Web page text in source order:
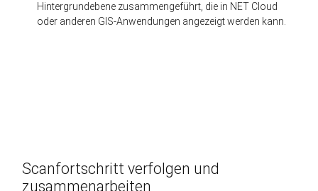
Hintergrundebene zusammengeführt, die in NET Cloud
oder anderen GIS-Anwendungen angezeigt werden kann.
Scanfortschritt verfolgen und
zusammenarbeiten